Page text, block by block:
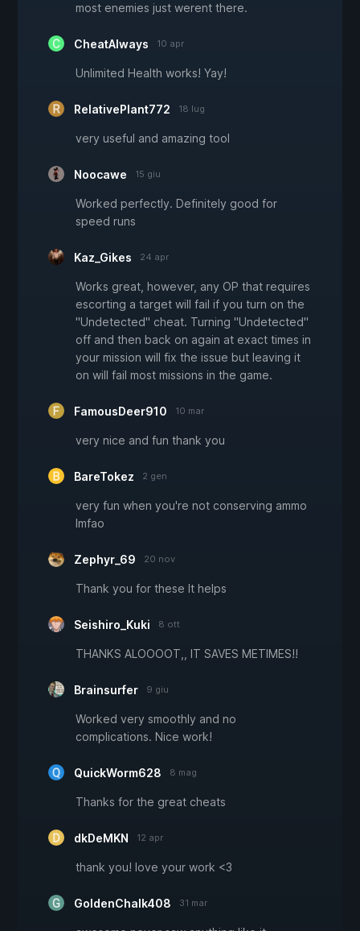
most enemies just werent there.
CheatAlways 10 apr
Unlimited Health works! Yay!
RelativePlant772 18 lug
very useful and amazing tool
Noocawe 15 giu
Worked perfectly. Definitely good for
speed runs
Kaz_Gikes 24 apr
Works great, however, any OP that requires
escorting a target will fail if you turn on the
"Undetected" cheat. Turning "Undetected"
off and then back on again at exact times in
your mission will fix the issue but leaving it
on will fail most missions in the game.
FamousDeer910 10 mar
very nice and fun thank you
BareTokez 2 gen
very fun when you're not conserving ammo
lmfao
Zephyr_69 20 nov
Thank you for these It helps
Seishiro_Kuki 8 ott
THANKS ALOOOOT,, IT SAVES METIMES!!
Brainsurfer 9 giu
Worked very smoothly and no
complications. Nice work!
QuickWorm628 8 mag
Thanks for the great cheats
dkDeMKN 12 apr
thank you! love your work <3
GoldenChalk408 31 mar